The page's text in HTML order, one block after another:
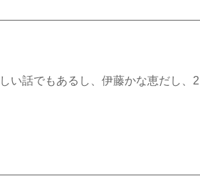
い話でもあるし、伊藤かな恵だし、2